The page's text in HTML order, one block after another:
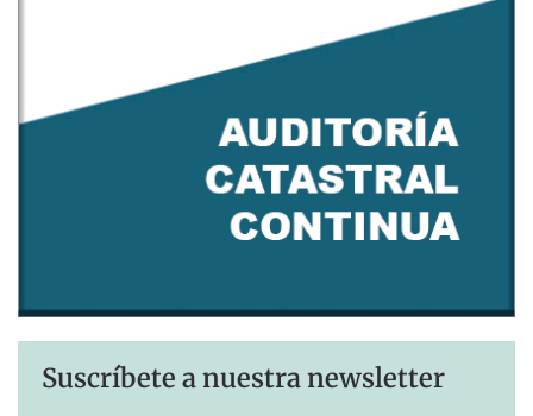
Suscríbete a nuestra newsletter